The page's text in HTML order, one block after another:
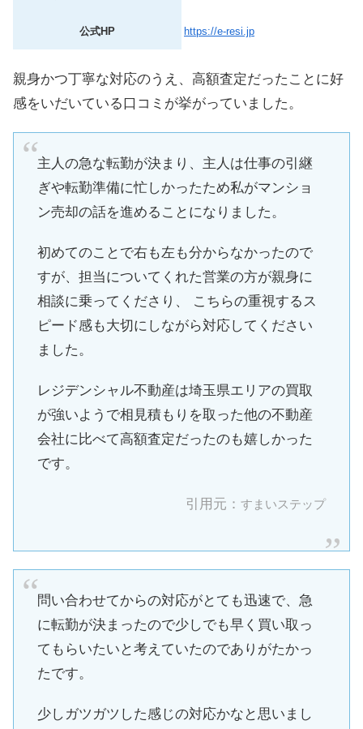
公式HP https://e-resi.jp
親身かつ丁寧な対応のうえ、高額査定だったことに好
感をいだいている口コミが挙がっていました。
主人の急な転勤が決まり、主人は仕事の引継
ぎや転勤準備に忙しかったため私がマンショ
ン売却の話を進めることになりました。
初めてのことで右も左も分からなかったので
すが、担当についてくれた営業の方が親身に
相談に乗ってくださり、 こちらの重視するス
ピード感も大切にしながら対応してください
ました。
レジデンシャル不動産は埼玉県エリアの買取
が強いようで相見積もりを取った他の不動産
会社に比べて高額査定だったのも嬉しかった
です。
引用元：すまいステップ
問い合わせてからの対応がとても迅速で、急
に転勤が決まったので少しでも早く買い取っ
てもらいたいと考えていたのでありがたかっ
たです。
少しガツガツした感じの対応かなと思いまし